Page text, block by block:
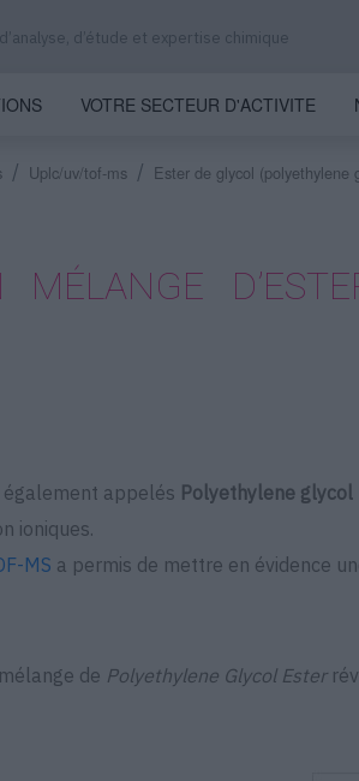
d’étude et expertise chimique
VOTRE SECTEUR D'ACTIVITE
Uplc/uv/tof-ms Ester de glycol (polyethylene
MÉLANGE
également appelés Polyethylene
ioniques.
MS a permis de mettre en évidence
de Polyethylene Glycol Ester